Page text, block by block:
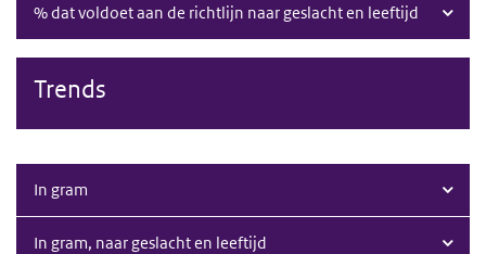
% dat voldoet aan de richtlijn naar geslacht en leeftijd
Trends
In gram
In gram, naar geslacht en leeftijd